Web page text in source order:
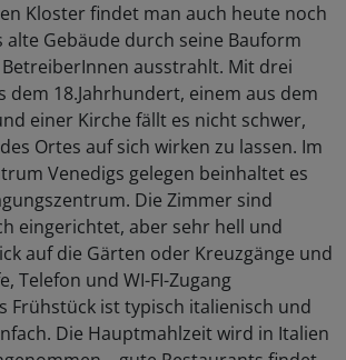
Kloster findet man auch heute noch
alte Gebäude durch seine Bauform
ausstrahlt. Mit drei
dem 18.Jahrhundert, einem aus dem
einer Kirche fällt es nicht schwer,
Ortes auf sich wirken zu lassen. Im
Venedigs gelegen beinhaltet es
Die Zimmer sind
eingerichtet, aber sehr hell und
auf die Gärten oder Kreuzgänge und
Telefon und WI-FI-Zugang
Frühstück ist typisch italienisch und
Die Hauptmahlzeit wird in Italien